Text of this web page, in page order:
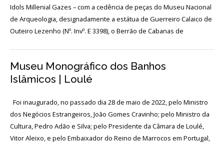
Login
Início
ESCUTA
EXTERNA
Idols Millenial Gazes – com a cedência de peças do Museu Nacional
de Arqueologia, designadamente a estátua de Guerreiro Calaico de
Outeiro Lezenho (Nº. Invº. E 3398), o Berrão de Cabanas de
Museu Monográfico dos Banhos
Islâmicos | Loulé
Foi inaugurado, no passado dia 28 de maio de 2022, pelo Ministro
dos Negócios Estrangeiros, João Gomes Cravinho; pelo Ministro da
Cultura, Pedro Adão e Silva; pelo Presidente da Câmara de Loulé,
Vitor Aleixo, e pelo Embaixador do Reino de Marrocos em Portugal,